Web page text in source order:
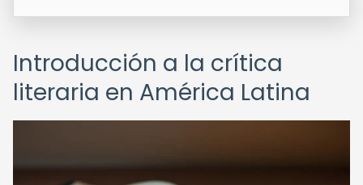
Introducción a la crítica
literaria en América Latina